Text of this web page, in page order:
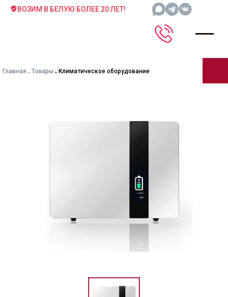
ВОЗИМ В БЕЛУЮ БОЛЕЕ 20 ЛЕТ!
Главная Товары Климатическое оборудование